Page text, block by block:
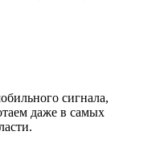
сигнала,
даже в самых